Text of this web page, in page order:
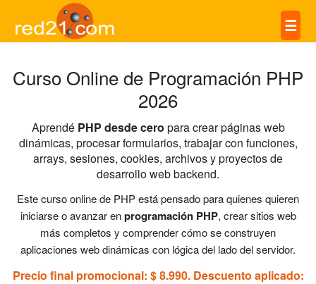
☰
Curso Online de Programación PHP
2026
Aprendé PHP desde cero para crear páginas web
dinámicas, procesar formularios, trabajar con funciones,
arrays, sesiones, cookies, archivos y proyectos de
desarrollo web backend.
Este curso online de PHP está pensado para quienes quieren
iniciarse o avanzar enprogramación PHP, crear sitios web
más completos y comprender cómo se construyen
aplicaciones web dinámicas con lógica del lado del servidor.
Precio final promocional: $ 8.990. Descuento aplicado: